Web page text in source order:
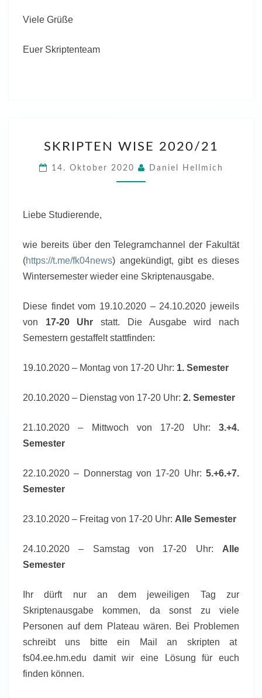
Viele Grüße
Euer Skriptenteam
WISE
SKRIPTEN WISE 2020/21
14. Oktober 2020 Daniel Hellmich
Liebe Studierende,
wie bereits über den Telegramchannel der Fakultät
(https://t.me/fk04news) angekündigt, gibt es dieses
Wintersemester wieder eine Skriptenausgabe.
Diese findet vom 19.10.2020 – 24.10.2020 jeweils
von 17-20 Uhr statt. Die Ausgabe wird nach
Semestern gestaffelt stattfinden:
19.10.2020 – Montag von 17-20 Uhr: 1. Semester
20.10.2020 – Dienstag von 17-20 Uhr: 2. Semester
21.10.2020 – Mittwoch von 17-20 Uhr: 3.+4.
Semester
22.10.2020 – Donnerstag von 17-20 Uhr: 5.+6.+7.
Semester
23.10.2020 – Freitag von 17-20 Uhr: Alle Semester
24.10.2020 – Samstag von 17-20 Uhr: Alle
Semester
Ihr dürft nur an dem jeweiligen Tag zur
Skriptenausgabe kommen, da sonst zu viele
Personen auf dem Plateau wären. Bei Problemen
schreibt uns bitte ein Mail an skripten at
fs04.ee.hm.edu damit wir eine Lösung für euch
finden können.